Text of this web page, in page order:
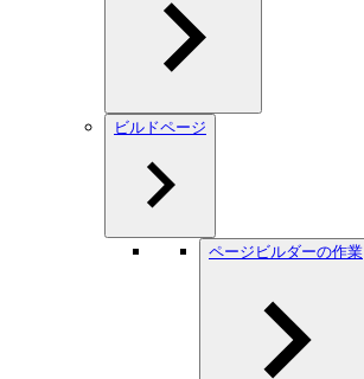
ビルドページ
ページビルダーの作業